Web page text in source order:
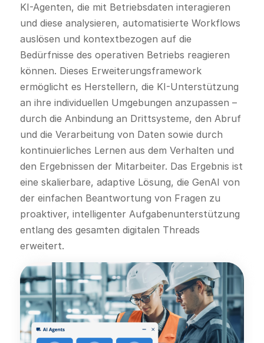
KI-Agenten, die mit Betriebsdaten interagieren
und diese analysieren, automatisierte Workflows
auslösen und kontextbezogen auf die
Bedürfnisse des operativen Betriebs reagieren
können. Dieses Erweiterungsframework
ermöglicht es Herstellern, die KI-Unterstützung
an ihre individuellen Umgebungen anzupassen –
durch die Anbindung an Drittsysteme, den Abruf
und die Verarbeitung von Daten sowie durch
kontinuierliches Lernen aus dem Verhalten und
den Ergebnissen der Mitarbeiter. Das Ergebnis ist
eine skalierbare, adaptive Lösung, die GenAI von
der einfachen Beantwortung von Fragen zu
proaktiver, intelligenter Aufgabenunterstützung
entlang des gesamten digitalen Threads
erweitert.